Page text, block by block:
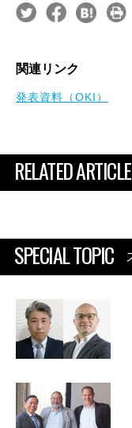
関連リンク
発表資料（OKI）
RELATED ARTICLE
SPECIAL TOPIC